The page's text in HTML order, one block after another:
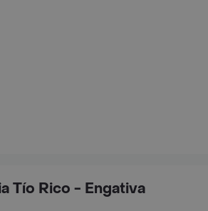
Tío Rico - Engativa